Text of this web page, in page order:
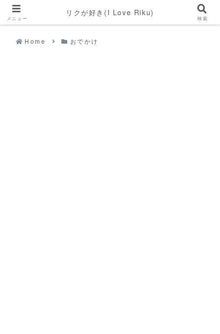
Home おでかけ
メニュー
リクが好き(I Love Riku)
検索